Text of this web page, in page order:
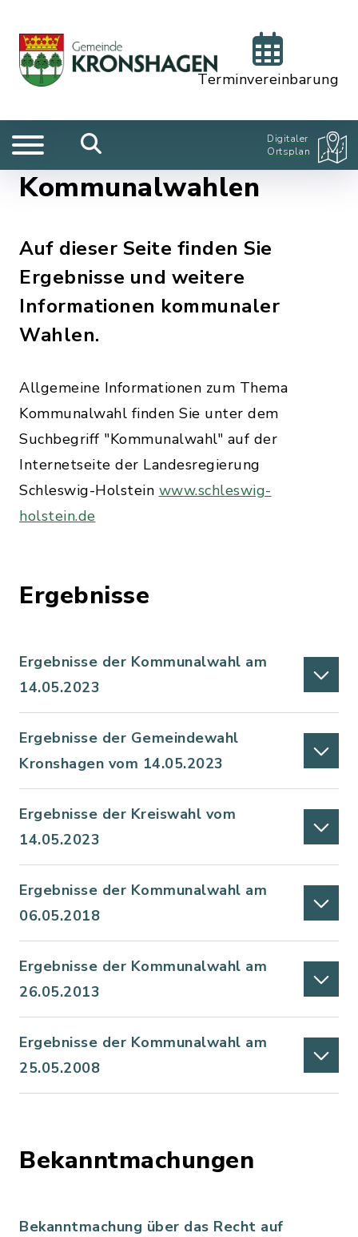
Terminvereinbarung
Digitaler
Ortsplan
Kommunalwahlen
Auf dieser Seite finden Sie
Ergebnisse und weitere
Informationen kommunaler
Wahlen.
Allgemeine Informationen zum Thema
Kommunalwahl finden Sie unter dem
Suchbegriff "Kommunalwahl" auf der
Internetseite der Landesregierung
Schleswig-Holstein www.schleswig-
holstein.de
Ergebnisse
Ergebnisse der Kommunalwahl am
14.05.2023
Ergebnisse der Gemeindewahl
Kronshagen vom 14.05.2023
Ergebnisse der Kreiswahl vom
14.05.2023
Ergebnisse der Kommunalwahl am
06.05.2018
Ergebnisse der Kommunalwahl am
26.05.2013
Ergebnisse der Kommunalwahl am
25.05.2008
Bekanntmachungen
Bekanntmachung über das Recht auf